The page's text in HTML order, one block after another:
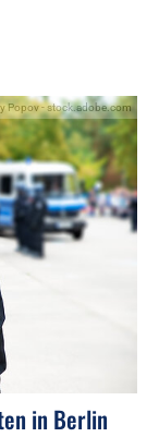
Popov - stock.adobe.com
in Berlin